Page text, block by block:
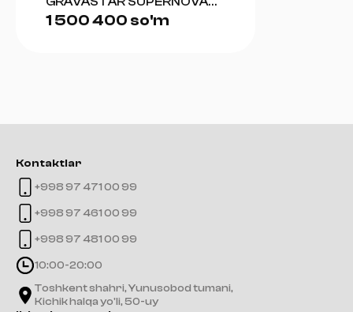
BLUETOOTH SPEAKER
1 500 400 so'm
Kontaktlar
+998 97 471 00 99
+998 97 461 00 99
+998 97 481 00 99
10:00-20:00
Toshkent shahri, Yunusobod tumani,
Kichik halqa yo'li, 50-uy